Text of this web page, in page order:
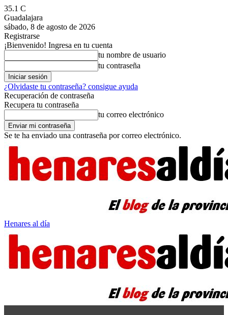
35.1 C
Guadalajara
sábado, 8 de agosto de 2026
Registrarse
¡Bienvenido! Ingresa en tu cuenta
tu nombre de usuario
tu contraseña
¿Olvidaste tu contraseña? consigue ayuda
Recuperación de contraseña
Recupera tu contraseña
tu correo electrónico
Se te ha enviado una contraseña por correo electrónico.
Henares al día